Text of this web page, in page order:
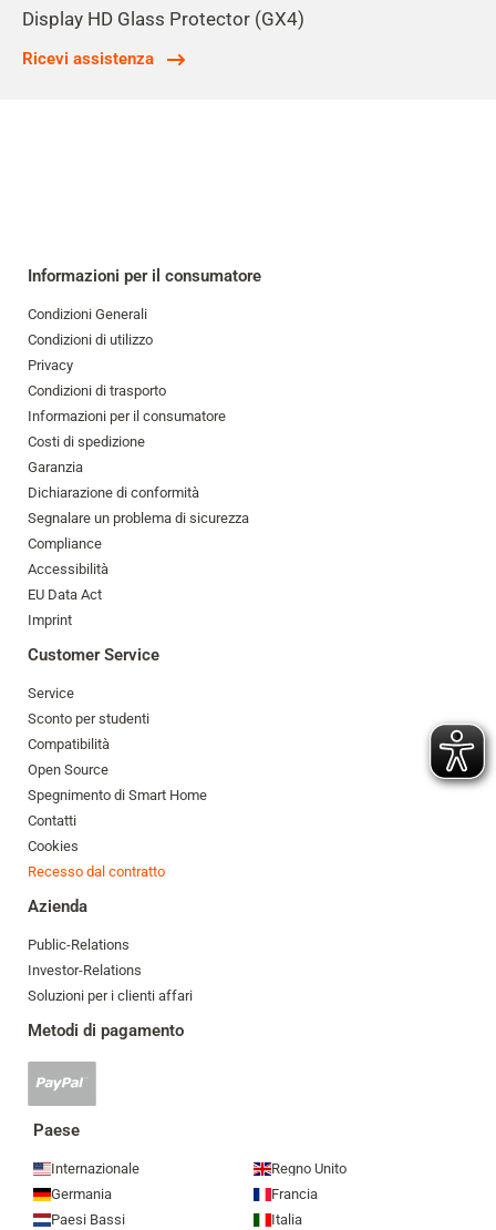
Display HD Glass Protector (GX4)
Ricevi assistenza
Informazioni per il consumatore
Condizioni Generali
Condizioni di utilizzo
Privacy
Condizioni di trasporto
Informazioni per il consumatore
Costi di spedizione
Garanzia
Dichiarazione di conformità
Segnalare un problema di sicurezza
Compliance
Accessibilità
EU Data Act
Imprint
Customer Service
Service
Sconto per studenti
Compatibilità
Open Source
Spegnimento di Smart Home
Contatti
Cookies
Recesso dal contratto
Azienda
Public-Relations
Investor-Relations
Soluzioni per i clienti affari
Metodi di pagamento
Paypal
Paese
Internazionale
Regno Unito
Germania
Francia
Paesi Bassi
Italia